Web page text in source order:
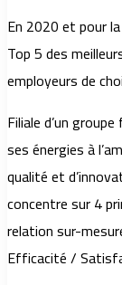
En 2020 et pour
Top 5 des
employeurs de
Filiale d’un
ses énergies à
qualité et
concentre sur 4
relation sur-
Efficacité /